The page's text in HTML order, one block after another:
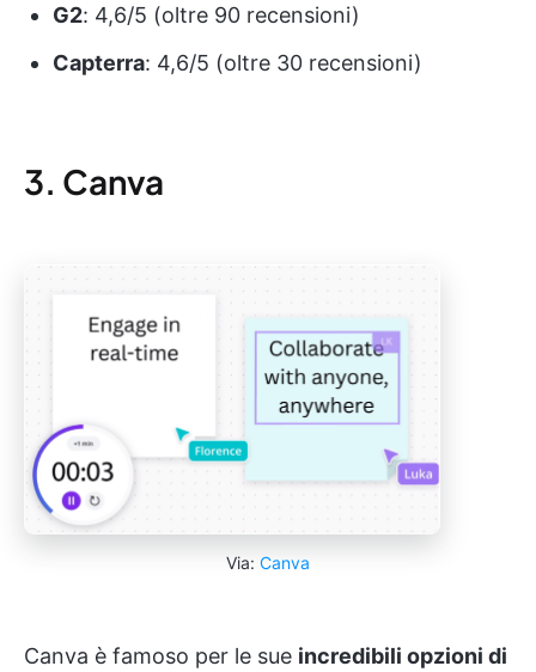
G2: 4,6/5 (oltre 90 recensioni)
Capterra: 4,6/5 (oltre 30 recensioni)
3. Canva
Via: Canva
Canva è famoso per le sue incredibili opzioni di